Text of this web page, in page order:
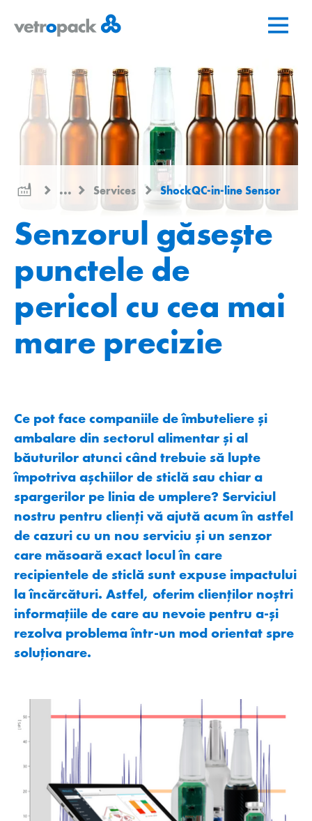
pornire
... Services ShockQC-in-line Sensor
Senzorul găsește
punctele de
pericol cu cea mai
mare precizie
Ce pot face companiile de îmbuteliere și
ambalare din sectorul alimentar și al
băuturilor atunci când trebuie să lupte
împotriva așchiilor de sticlă sau chiar a
spargerilor pe linia de umplere? Serviciul
nostru pentru clienţi vă ajută acum în astfel
de cazuri cu un nou serviciu și un senzor
care măsoară exact locul în care
recipientele de sticlă sunt expuse impactului
la încărcături. Astfel, oferim clienţilor noștri
informaţiile de care au nevoie pentru a-și
rezolva problema într-un mod orientat spre
soluţionare.